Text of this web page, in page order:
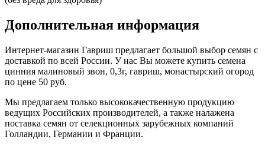
Дополнительная информация
Интернет-магазин Гавриш предлагает большой выбор семян с
доставкой по всей России. У нас Вы можете купить семена
цинния малиновый звон, 0,3г, гавриш, монастырский огород
по цене 50 руб.
Мы предлагаем только высококачественную продукцию
ведущих Российских производителей, а также налажена
поставка семян от селекционных зарубежных компаний
Голландии, Германии и Франции.